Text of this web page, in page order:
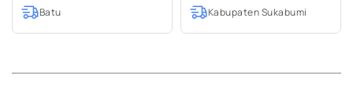
Batu Kabupaten Sukabumi